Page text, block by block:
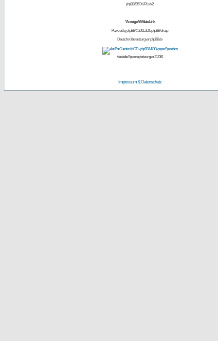
phpBB SEO URLs V2
*Anzeige / Affiliate Link
Powered byphpBB© 2001, 2005 phpBB Group
Deutsche Übersetzung vonphpBB.de
Vereitelte Spamregistrierungen: 213061
Impressum & Datenschutz